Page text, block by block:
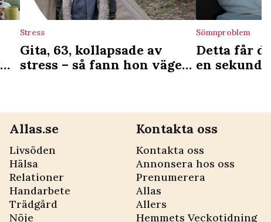
Stress
Gita, 63, kollapsade av
stress – så fann hon vägen
Sömnproblem
Detta får
en sekund
Allas.se
Livsöden
Hälsa
Relationer
Handarbete
Trädgård
Nöje
Kontakta oss
Kontakta oss
Annonsera hos oss
Prenumerera
Allas
Allers
Hemmets Veckotidning